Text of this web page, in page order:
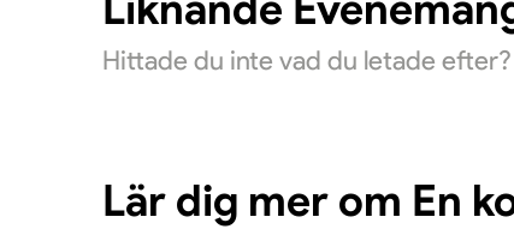
Hittade du inte vad du letade
Lär dig mer om En